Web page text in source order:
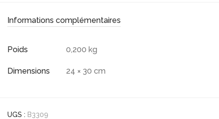
Informations complémentaires
Poids 0,200 kg
Dimensions 24 × 30 cm
UGS : B3309